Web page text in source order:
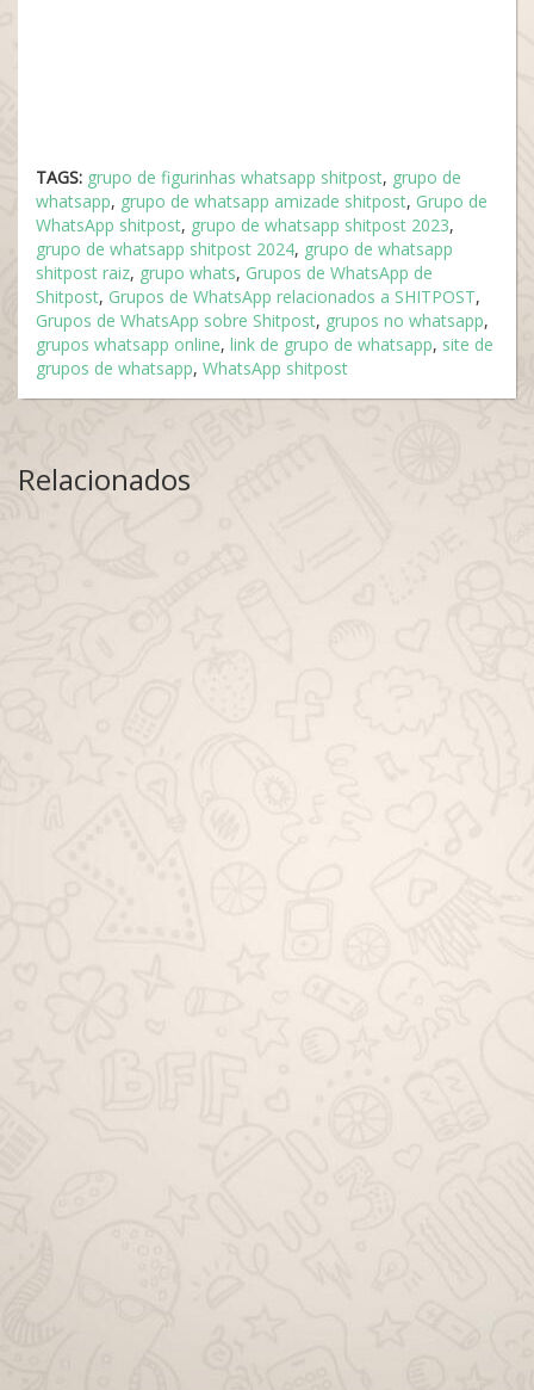
TAGS: grupo de figurinhas whatsapp shitpost, grupo de
whatsapp, grupo de whatsapp amizade shitpost, Grupo de
WhatsApp shitpost, grupo de whatsapp shitpost 2023,
grupo de whatsapp shitpost 2024, grupo de whatsapp
shitpost raiz, grupo whats, Grupos de WhatsApp de
Shitpost, Grupos de WhatsApp relacionados a SHITPOST,
Grupos de WhatsApp sobre Shitpost, grupos no whatsapp,
grupos whatsapp online, link de grupo de whatsapp, site de
grupos de whatsapp, WhatsApp shitpost
Relacionados